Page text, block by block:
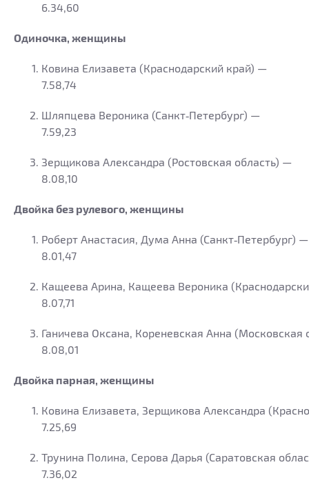
6.34,60
Одиночка, женщины
Ковина Елизавета (Краснодарский край) —
7.58,74
Шляпцева Вероника (Санкт‑Петербург) —
7.59,23
Зерщикова Александра (Ростовская область) —
8.08,10
Двойка без рулевого, женщины
Роберт Анастасия, Дума Анна (Санкт‑Петербург) —
8.01,47
Кащеева Арина, Кащеева Вероника
8.07,71
Ганичева Оксана, Кореневская Анна (Московская
8.08,01
Двойка парная, женщины
Ковина Елизавета, Зерщикова Александра
7.25,69
Трунина Полина, Серова Дарья (Саратовская
7.36,02